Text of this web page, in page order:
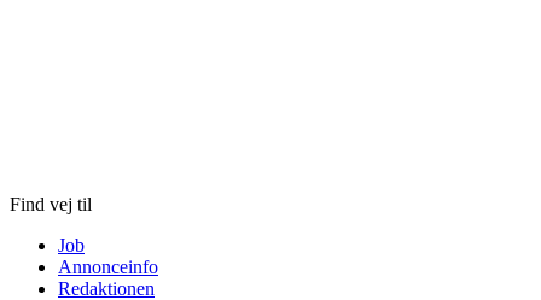
Find vej til
Job
Annonceinfo
Redaktionen